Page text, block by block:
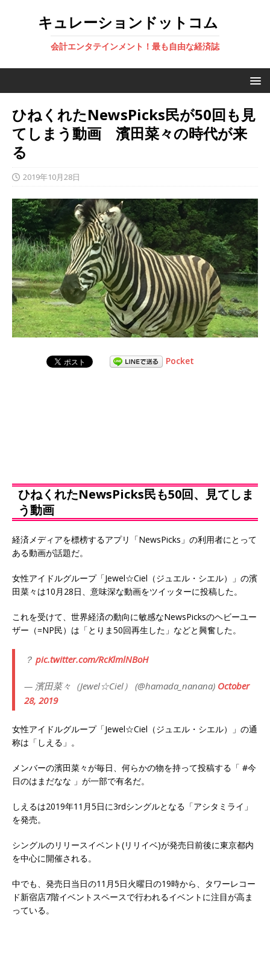
キュレーションドットコム
会計エンタテインメント！最も自由な経済誌
ひねくれたNewsPicks民が50回も見
てしまう動画 濱田菜々の時代が来
る
2019年10月28日
Pocket
ひねくれたNewsPicks民も50回、見てしま
う動画
経済メディアを標榜するアプリ「NewsPicks」の利用者にとって
ある動画が話題だ。
女性アイドルグループ「Jewel☆Ciel（ジュエル・シエル）」の濱
田菜々は10月28日、意味深な動画をツイッターに投稿した。
これを受けて、世界経済の動向に敏感なNewsPicksのヘビーユー
ザー（=NP民）は「とりま50回再生した」などと興奮した。
？ pic.twitter.com/RcKlmlNBoH
— 濱田菜々（Jewel☆Ciel） (@hamada_nanana) October
28, 2019
女性アイドルグループ「Jewel☆Ciel（ジュエル・シエル）」の通
称は「しえる」。
メンバーの濱田菜々が毎日、何らかの物を持って投稿する「 #今
日のはまだなな 」が一部で有名だ。
しえるは2019年11月5日に3rdシングルとなる「アシタミライ」
を発売。
シングルのリリースイベント(リリイベ)が発売日前後に東京都内
を中心に開催される。
中でも、発売日当日の11月5日火曜日の19時から、タワーレコー
ド新宿店7階イベントスペースで行われるイベントに注目が高ま
っている。